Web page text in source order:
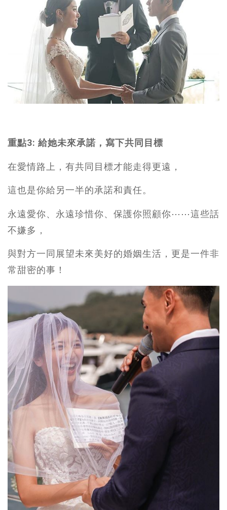
重點3: 給她未來承諾，寫下共同目標
在愛情路上，有共同目標才能走得更遠，
這也是你給另一半的承諾和責任。
永遠愛你、永遠珍惜你、保護你照顧你⋯⋯這些話
不嫌多，
與對方一同展望未來美好的婚姻生活，更是一件非
常甜密的事！